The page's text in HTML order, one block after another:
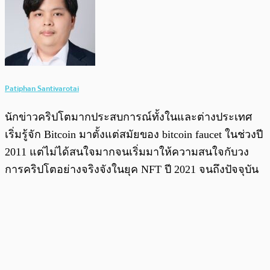
Patiphan Santivarotai
นักข่าวคริปโตมากประสบการณ์ทั้งในและต่างประเทศ
เริ่มรู้จัก Bitcoin มาตั้งแต่สมัยของ bitcoin faucet ในช่วงปี
2011 แต่ไม่ได้สนใจมากจนเริ่มมาให้ความสนใจกับวง
การคริปโตอย่างจริงจังในยุค NFT ปี 2021 จนถึงปัจจุบัน